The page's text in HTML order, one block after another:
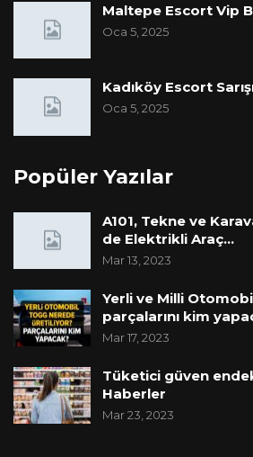
Maltepe Escort Vip
Oca 5, 2025
Kadıköy Escort
Oca 5, 2025
Popüler Yazılar
A101, Tekne ve
de Elektrikli Araç…
Mar 13, 2023
Yerli ve Milli
parçalarını kim
Mar 17, 2023
Tüketici güven
Haberler
Mar 23, 2023